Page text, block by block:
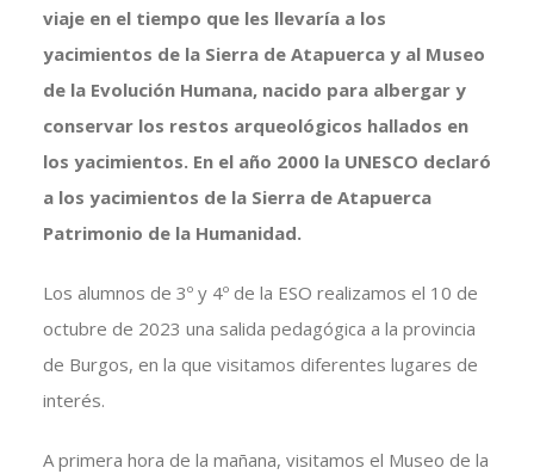
viaje en el tiempo que les llevaría a los
yacimientos de la Sierra de Atapuerca y al Museo
de la Evolución Humana, nacido para albergar y
conservar los restos arqueológicos hallados en
los yacimientos. En el año 2000 la UNESCO declaró
a los yacimientos de la Sierra de Atapuerca
Patrimonio de la Humanidad.
Los alumnos de 3º y 4º de la ESO realizamos el 10 de
octubre de 2023 una salida pedagógica a la provincia
de Burgos, en la que visitamos diferentes lugares de
interés.
A primera hora de la mañana, visitamos el Museo de la